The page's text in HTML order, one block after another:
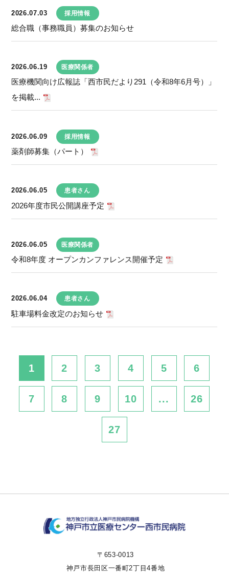
2026.07.03 採用情報
総合職（事務職員）募集のお知らせ
2026.06.19 医療関係者
医療機関向け広報誌「西市民だより291（令和8年6月号）」
を掲載...
2026.06.09 採用情報
薬剤師募集（パート）
2026.06.05 患者さん
2026年度市民公開講座予定
2026.06.05 医療関係者
令和8年度 オープンカンファレンス開催予定
2026.06.04 患者さん
駐車場料金改定のお知らせ
1 2 3 4 5 6
7 8 9 10 ... 26
27
〒653-0013
神戸市長田区一番町2丁目4番地